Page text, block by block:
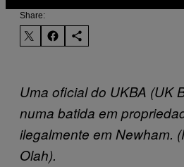
Share:
Uma oficial do UKBA (UK
numa batida em
ilegalmente em Newham.
Olah).